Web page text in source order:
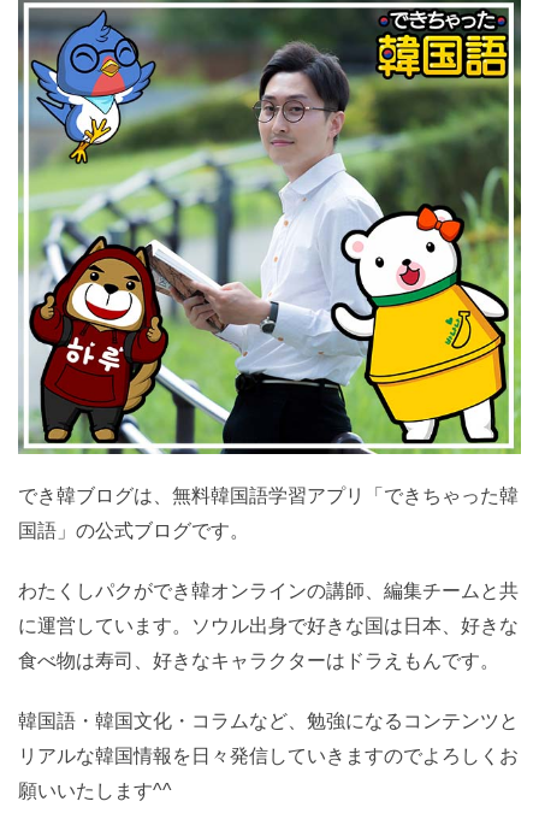
でき韓ブログは、無料韓国語学習アプリ「できちゃった
わたくしパクができ韓オンラインの講師、編集チームと
きな食べ物は寿司、好きなキャラクターはドラえもんで
す。
とリアルな韓国情報を日々発信していきますのでよろし
くお願いいたします^^